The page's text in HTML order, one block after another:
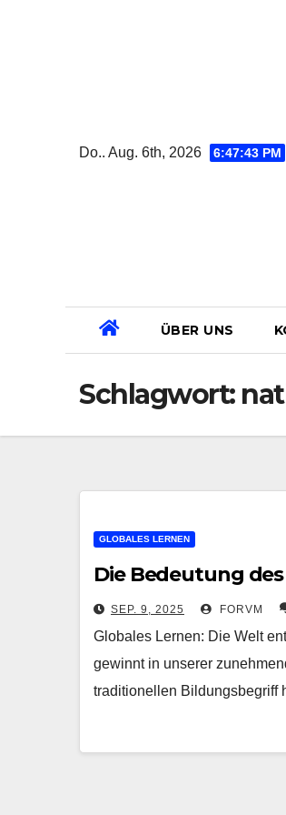
Do.. Aug. 6th, 2026 6:47:43 PM
ÜBER UNS
Schlagwort:
GLOBALES LERNEN
Die Bedeutung
SEP. 9, 2025 FORVM
Globales Lernen: Die Welt
gewinnt in unserer
traditionellen Bildungsbegriff